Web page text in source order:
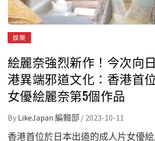
娛樂
絵麗奈強烈新作！今次向
港異端邪道文化：香港首
女優絵麗奈第5個作品
By LikeJapan 編輯部 / 2023-10-11
香港首位於日本出道的成人片女優絵